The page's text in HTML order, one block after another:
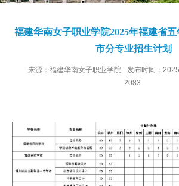
福建华南女子职业学院2025年福建省
市分专业招生计划
来源：福建华南女子职业学院 发布时间：
2083